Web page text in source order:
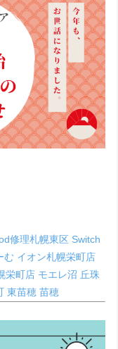
修理札幌東区 Switch
む イオン札幌栄町店
栄町店 モエレ沼 丘珠
東苗穂苗穂